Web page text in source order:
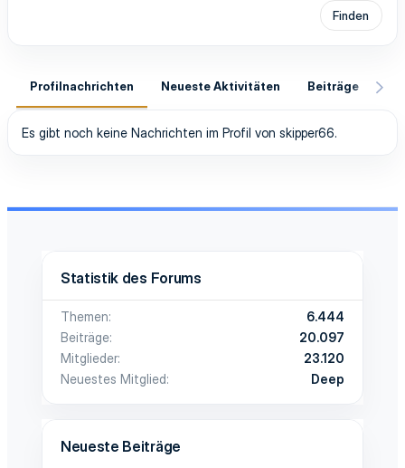
Finden
Profilnachrichten Neueste Aktivitäten Beiträge
Es gibt noch keine Nachrichten im Profil von skipper66.
Statistik des Forums
Themen
6.444
Beiträge
20.097
Mitglieder
23.120
Neuestes Mitglied
Deep
Neueste Beiträge